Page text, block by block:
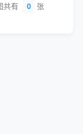
共有 0 张